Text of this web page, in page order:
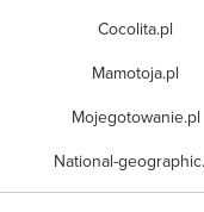
Cocolita.pl
Mamotoja.pl
Mojegotowanie.pl
National-